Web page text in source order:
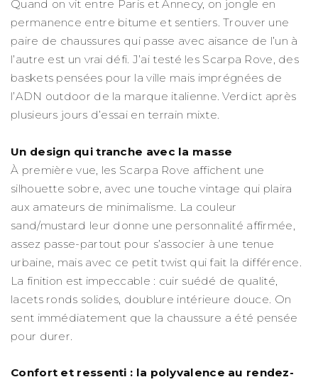
Quand on vit entre Paris et Annecy, on jongle en
permanence entre bitume et sentiers. Trouver une
paire de chaussures qui passe avec aisance de l’un à
l’autre est un vrai défi. J’ai testé les Scarpa Rove, des
baskets pensées pour la ville mais imprégnées de
l’ADN outdoor de la marque italienne. Verdict après
plusieurs jours d’essai en terrain mixte.
Un design qui tranche avec la masse
À première vue, les Scarpa Rove affichent une
silhouette sobre, avec une touche vintage qui plaira
aux amateurs de minimalisme. La couleur
sand/mustard leur donne une personnalité affirmée,
assez passe-partout pour s’associer à une tenue
urbaine, mais avec ce petit twist qui fait la différence.
La finition est impeccable : cuir suédé de qualité,
lacets ronds solides, doublure intérieure douce. On
sent immédiatement que la chaussure a été pensée
pour durer.
Confort et ressenti : la polyvalence au rendez-